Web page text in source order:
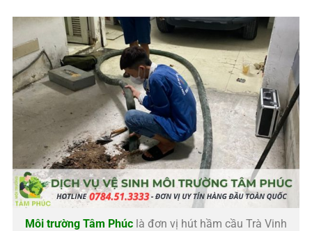
Môi trường Tâm Phúc là đơn vị hút hầm cầu Trà Vinh